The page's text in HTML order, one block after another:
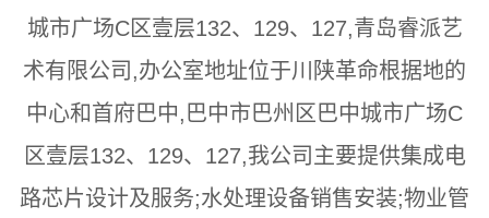
城市广场C区壹层132、129、127,青岛睿派艺
术有限公司,办公室地址位于川陕革命根据地的
中心和首府巴中,巴中市巴州区巴中城市广场C
区壹层132、129、127,我公司主要提供集成电
路芯片设计及服务;水处理设备销售安装;物业管